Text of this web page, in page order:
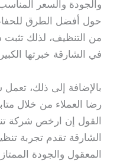
والجودة والسعر
حول أفضل الطرق للحفاظ
من التنظيف، لذلك تثبت
في الشارقة خبرتها
بالإضافة إلى ذلك،
رضا العملاء من خلال
القول إن ارخص شركة
الشارقة تقدم تجربة
المعقول والجودة